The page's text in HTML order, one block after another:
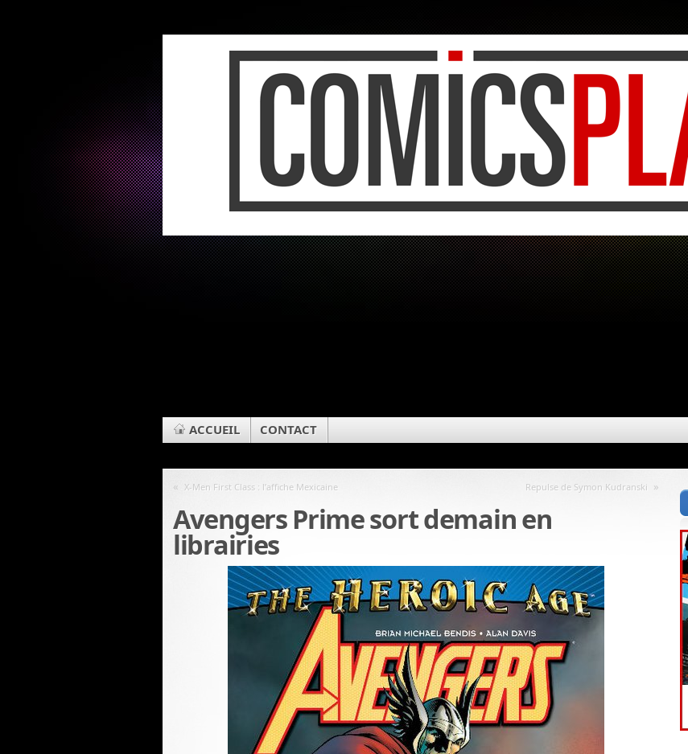
ACCUEIL CONTACT
« X-Men First Class : l’affiche Mexicaine Repulse de Symon Kudranski »
Avengers Prime sort demain en
librairies